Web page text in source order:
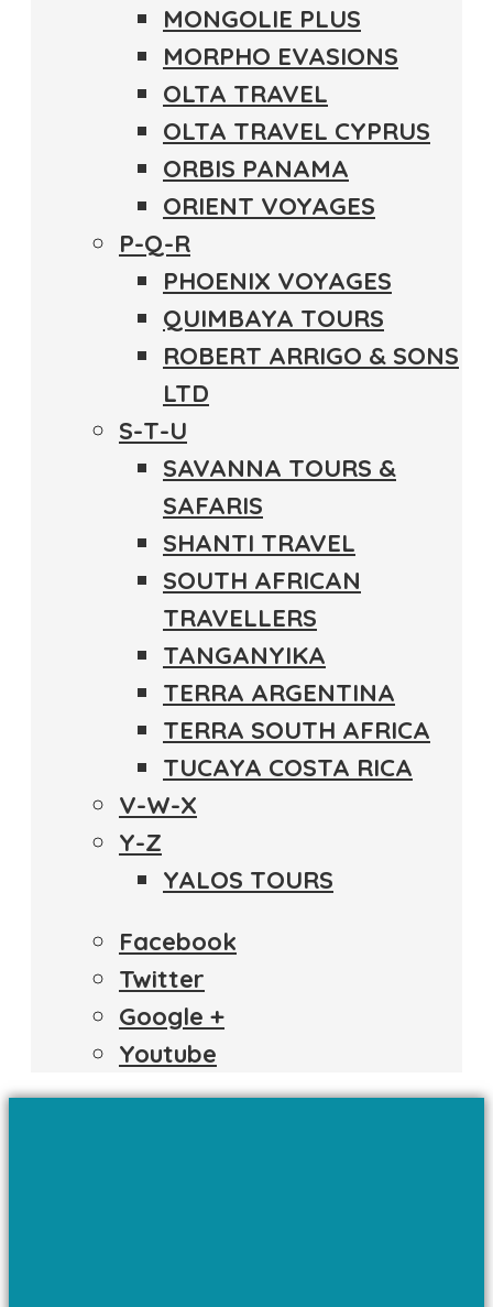
MONGOLIE PLUS
MORPHO EVASIONS
OLTA TRAVEL
OLTA TRAVEL CYPRUS
ORBIS PANAMA
ORIENT VOYAGES
P-Q-R
PHOENIX VOYAGES
QUIMBAYA TOURS
ROBERT ARRIGO & SONS
LTD
S-T-U
SAVANNA TOURS &
SAFARIS
SHANTI TRAVEL
SOUTH AFRICAN
TRAVELLERS
TANGANYIKA
TERRA ARGENTINA
TERRA SOUTH AFRICA
TUCAYA COSTA RICA
V-W-X
Y-Z
YALOS TOURS
Facebook
Twitter
Google +
Youtube